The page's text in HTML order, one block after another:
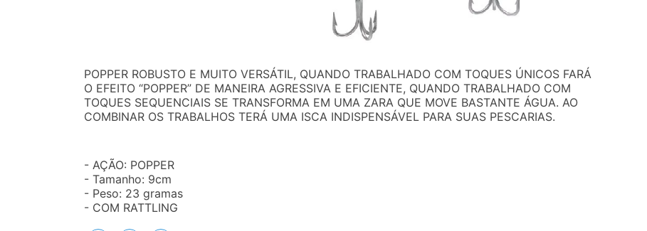
POPPER ROBUSTO E MUITO VERSÁTIL, QUANDO TRABALHADO COM TOQUES ÚNICOS FARÁ
O EFEITO “POPPER” DE MANEIRA AGRESSIVA E EFICIENTE, QUANDO TRABALHADO COM
TOQUES SEQUENCIAIS SE TRANSFORMA EM UMA ZARA QUE MOVE BASTANTE ÁGUA. AO
COMBINAR OS TRABALHOS TERÁ UMA ISCA INDISPENSÁVEL PARA SUAS PESCARIAS.
- AÇÃO: POPPER
- Tamanho: 9cm
- Peso: 23 gramas
- COM RATTLING